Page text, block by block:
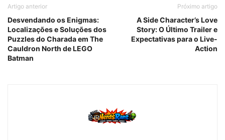
Artigo anterior
Desvendando os Enigmas:
Localizações e Soluções dos
Puzzles do Charada em The
Cauldron North de LEGO
Batman
Próximo artigo
A Side Character’s Love
Story: O Último Trailer e
Expectativas para o Live-
Action